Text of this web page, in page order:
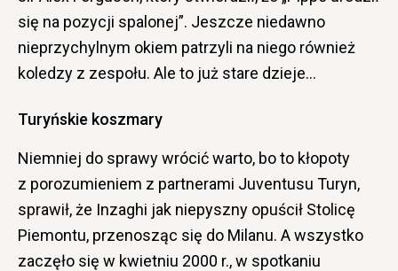
się na pozycji spalonej”. Jeszcze niedawno
nieprzychylnym okiem patrzyli na niego również
koledzy z zespołu. Ale to już stare dzieje…
Turyńskie koszmary
Niemniej do sprawy wrócić warto, bo to kłopoty
z porozumieniem z partnerami Juventusu Turyn,
sprawił, że Inzaghi jak niepyszny opuścił Stolicę
Piemontu, przenosząc się do Milanu. A wszystko
zaczęło się w kwietniu 2000 r., w spotkaniu